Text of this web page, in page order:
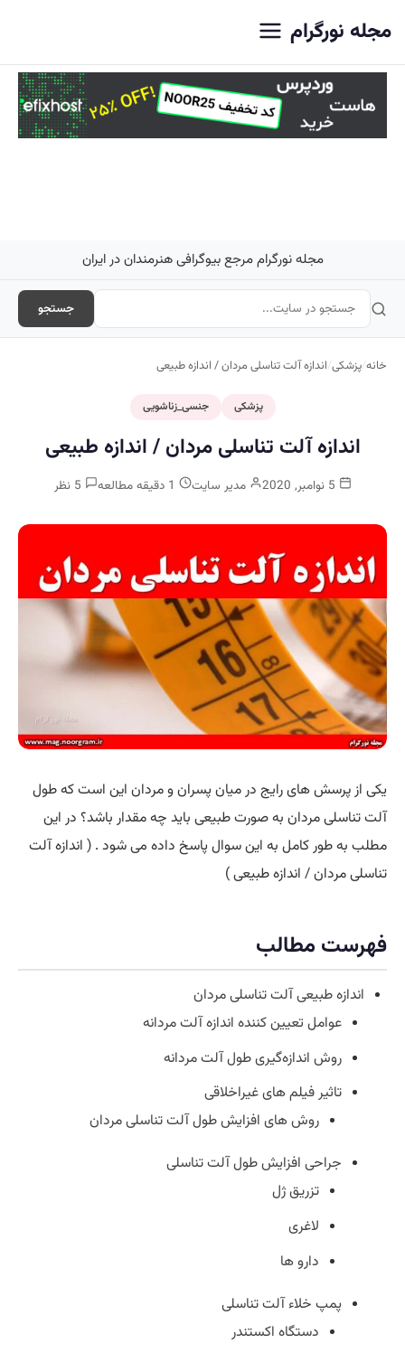
مجله نورگرام
مجله نورگرام مرجع بیوگرافی هنرمندان در ایران
جستجو
خانه/پزشکی/اندازه آلت تناسلی مردان / اندازه طبیعی
پزشکی جنسی_زناشویی
اندازه آلت تناسلی مردان / اندازه طبیعی
مدیر سایت
یکی از پرسش های رایج در میان پسران و مردان این است که طول
آلت تناسلی مردان به صورت طبیعی باید چه مقدار باشد؟ در این
مطلب به طور کامل به این سوال پاسخ داده می شود . ( اندازه آلت
تناسلی مردان / اندازه طبیعی )
فهرست مطالب
اندازه طبیعی آلت تناسلی مردان
عوامل تعیین کننده اندازه آلت مردانه
روش اندازه‌گیری طول آلت مردانه
تاثیر فیلم های غیراخلاقی
روش های افزایش طول آلت تناسلی مردان
جراحی افزایش طول آلت تناسلی
تزریق ژل
لاغری
دارو ها
پمپ خلاء آلت تناسلی
دستگاه اکستندر